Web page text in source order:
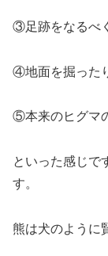
③足跡をなるべ
④地面を掘った
⑤本来のヒグマ
といった感じで
す。
熊は犬のように